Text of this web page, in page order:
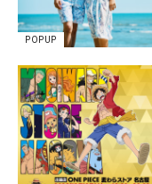
POPUP